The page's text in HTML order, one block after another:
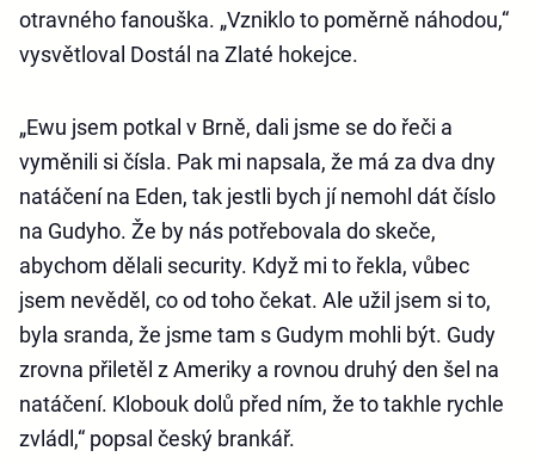
otravného fanouška. „Vzniklo to poměrně náhodou,“
vysvětloval Dostál na Zlaté hokejce.
„Ewu jsem potkal v Brně, dali jsme se do řeči a
vyměnili si čísla. Pak mi napsala, že má za dva dny
natáčení na Eden, tak jestli bych jí nemohl dát číslo
na Gudyho. Že by nás potřebovala do skeče,
abychom dělali security. Když mi to řekla, vůbec
jsem nevěděl, co od toho čekat. Ale užil jsem si to,
byla sranda, že jsme tam s Gudym mohli být. Gudy
zrovna přiletěl z Ameriky a rovnou druhý den šel na
natáčení. Klobouk dolů před ním, že to takhle rychle
zvládl,“ popsal český brankář.